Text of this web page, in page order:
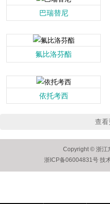
巴瑞替尼
氟比洛芬酯
依托考西
查看
Copyright © 浙江
浙ICP备06004831号 技